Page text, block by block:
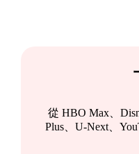
從 HBO Max、
Plus、U-Next、